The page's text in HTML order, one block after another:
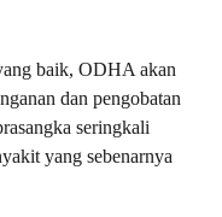
baik, ODHA akan
dan pengobatan
seringkali
yang sebenarnya